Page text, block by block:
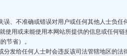
、不准确或错误对用户或任何其他人士负任
用或未能使用本网站所提供的信息或任何
节省）。
发给任何人士时会违反该司法管辖地区的